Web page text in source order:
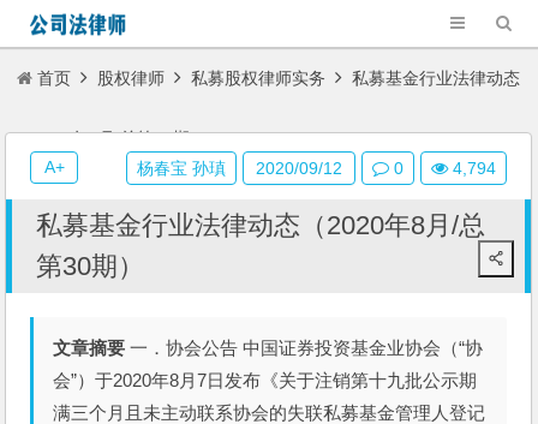
首页 股权律师 私募股权律师实务 私募基金行业法律动态
（2020年8月/总第30期）
私募基金行业法律动态（2020年8月/总
第30期）
文章摘要 一．协会公告 中国证券投资基金业协会（“协
会”）于2020年8月7日发布《关于注销第十九批公示期
满三个月且未主动联系协会的失联私募基金管理人登记
杨春宝 孙瑱 2020/09/12 0 4,794
A+